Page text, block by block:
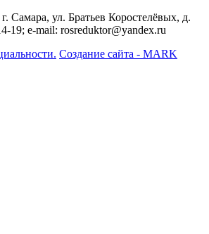
Самара, ул. Братьев Коростелёвых, д.
19; e-mail: rosreduktor@yandex.ru
Создание сайта - MARK